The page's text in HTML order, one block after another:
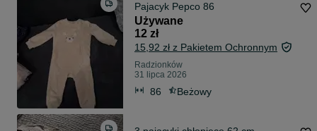
Pajacyk Pepco 86
Używane
12 zł
15,92 zł z Pakietem Ochronnym
Radzionków
31 lipca 2026
86 Beżowy